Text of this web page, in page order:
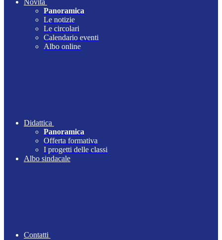
Novità
Panoramica
Le notizie
Le circolari
Calendario eventi
Albo online
Didattica
Panoramica
Offerta formativa
I progetti delle classi
Albo sindacale
Contatti